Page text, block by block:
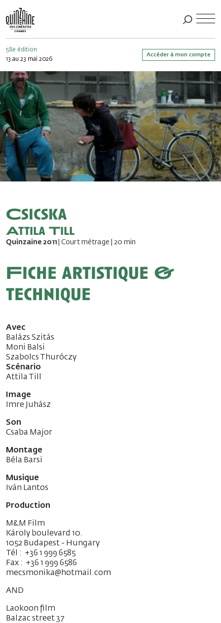
58e édition
13 au 23 mai 2026
Accéder à mon compte
Csicska
Attila Till
Quinzaine 2011 | Court métrage | 20 min
Fiche artistique &
technique
Avec
Balázs Szitás
Moni Balsi
Szabolcs Thuróczy
Scénario
Attila Till
Image
Imre Juhász
Son
Csaba Major
Montage
Béla Barsi
Musique
Iván Lantos
Production
M&M Film
Károly boulevard 10.
1052 Budapest - Hungary
Tél : +36 1 999 6585
Fax : +36 1 999 6586
mecsmonika@hotmail.com
AND
Laokoon film
Balzac street 37